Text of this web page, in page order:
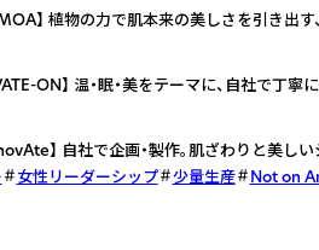
】 植物の力で肌本来の美しさを引き出
ON】 温・眠・美をテーマに、自社で丁
】 自社で企画・製作。肌ざわりと美し
女性リーダーシップ 少量生産 Not on